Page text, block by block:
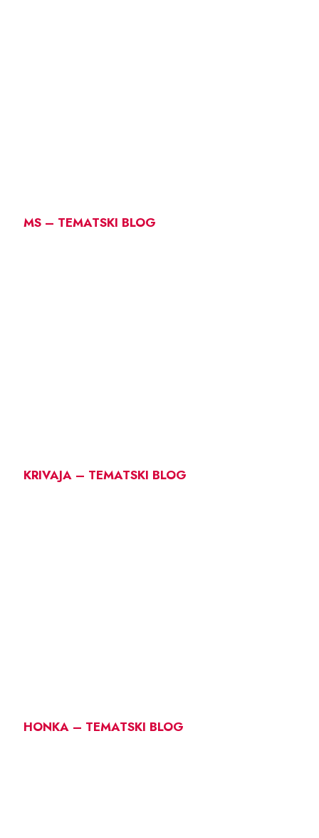
MS – TEMATSKI BLOG
KRIVAJA – TEMATSKI BLOG
HONKA – TEMATSKI BLOG